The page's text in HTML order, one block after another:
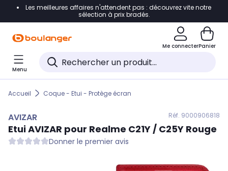
Accéder directement à la navigation
Accéder directement au pied de page
Accéder directement au chatbot
Les meilleures affaires n'attendent pas : découvrez vite notre
sélection à prix bradés.
Me connecterPanier
Menu
Accueil Coque - Etui - Protège écran
AVIZAR Réf. 9000906818
EtuiAVIZAR pour Realme C21Y / C25Y Rouge
Donner le premier avis